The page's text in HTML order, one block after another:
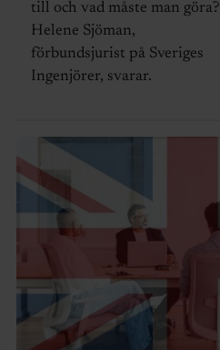
till och vad måste man göra?
Helene Sjöman,
förbundsjurist på Sveriges
Ingenjörer, svarar.